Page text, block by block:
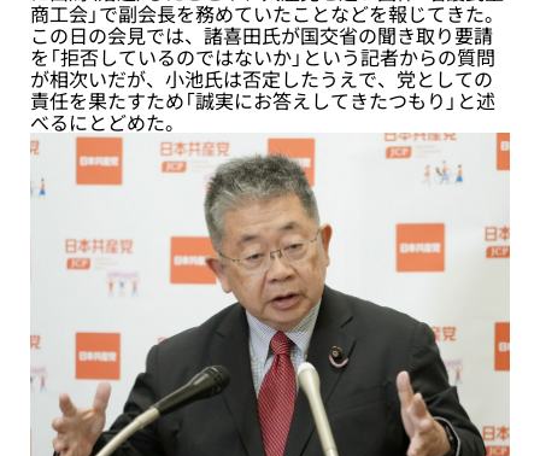
商工会」で副会長を務めていたことなどを報じてきた。
この日の会見では、諸喜田氏が国交省の聞き取り要請
を「拒否しているのではないか」という記者からの質問
が相次いだが、小池氏は否定したうえで、党としての
責任を果たすため「誠実にお答えしてきたつもり」と述
べるにとどめた。